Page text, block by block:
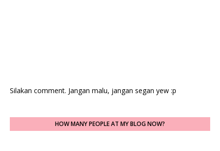
Silakan comment. Jangan malu, jangan segan yew :p
HOW MANY PEOPLE AT MY BLOG NOW?